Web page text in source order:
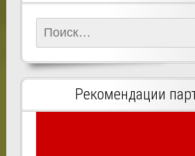
Найти:
Рекомендации